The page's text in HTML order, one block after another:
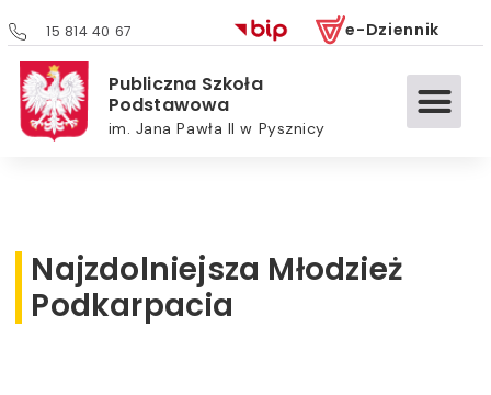
15 814 40 67 e-Dziennik
Publiczna Szkoła
Podstawowa
im. Jana Pawła II w Pysznicy
Najzdolniejsza Młodzież
Podkarpacia